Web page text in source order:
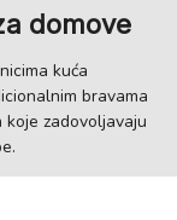
domove
kuća
bravama
koje zadovoljavaju